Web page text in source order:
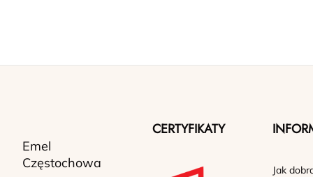
Emel
Częstochowa
CERTYFIKATY
Jak